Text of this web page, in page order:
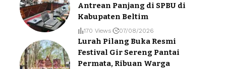
Antrean Panjang di SPBU di
Kabupaten Beltim
170 Views 07/08/2026
Lurah Pilang Buka Resmi
Festival Gir Sereng Pantai
Permata, Ribuan Warga